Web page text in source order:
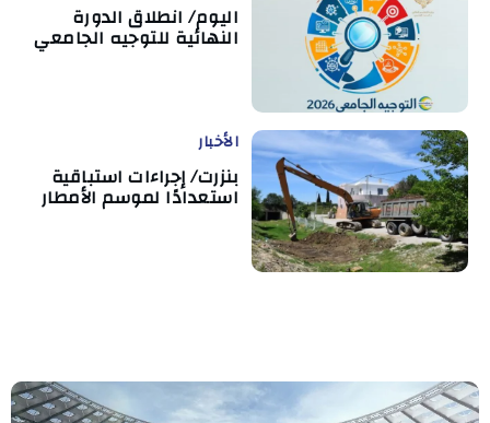
اليوم/ انطلاق الدورة
النهائية للتوجيه الجامعي
الأخبار
بنزرت/ إجراءات استباقية
استعدادًا لموسم الأمطار